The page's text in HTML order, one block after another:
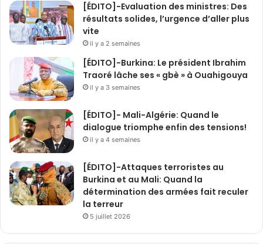
[ÉDITO]-Evaluation des ministres: Des
résultats solides, l’urgence d’aller plus
vite
il y a 2 semaines
[ÉDITO]-Burkina: Le président Ibrahim
Traoré lâche ses « gbè » à Ouahigouya
il y a 3 semaines
[ÉDITO]- Mali-Algérie: Quand le
dialogue triomphe enfin des tensions!
il y a 4 semaines
[ÉDITO]-Attaques terroristes au
Burkina et au Mali: Quand la
détermination des armées fait reculer
la terreur
5 juillet 2026